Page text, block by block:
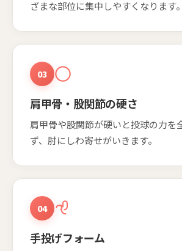
ざまな部位に集中しやすくなります。
03
肩甲骨・股関節の硬さ
肩甲骨や股関節が硬いと投球の力を
ず、肘にしわ寄せがいきます。
04
手投げフォーム